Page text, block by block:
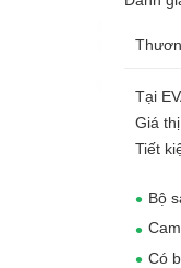
Tại
Giá
Tiết
Bộ
Có